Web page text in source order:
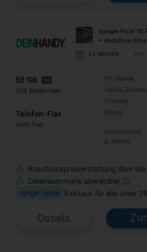
Google Pixel 10
+ Vodafone
24 Monate
55 GB 5G
300 Mbit/s max.
Telefon-Flat
SMS-Flat
Pro Monat
Handy
Einmalig
Bonus
Durchschnitt
p. Monat
Anschlusspreiserstattung über die
Datenautomatik abwählbar ⓘ
Junge Leute
Exklusiv für alle unter
Details